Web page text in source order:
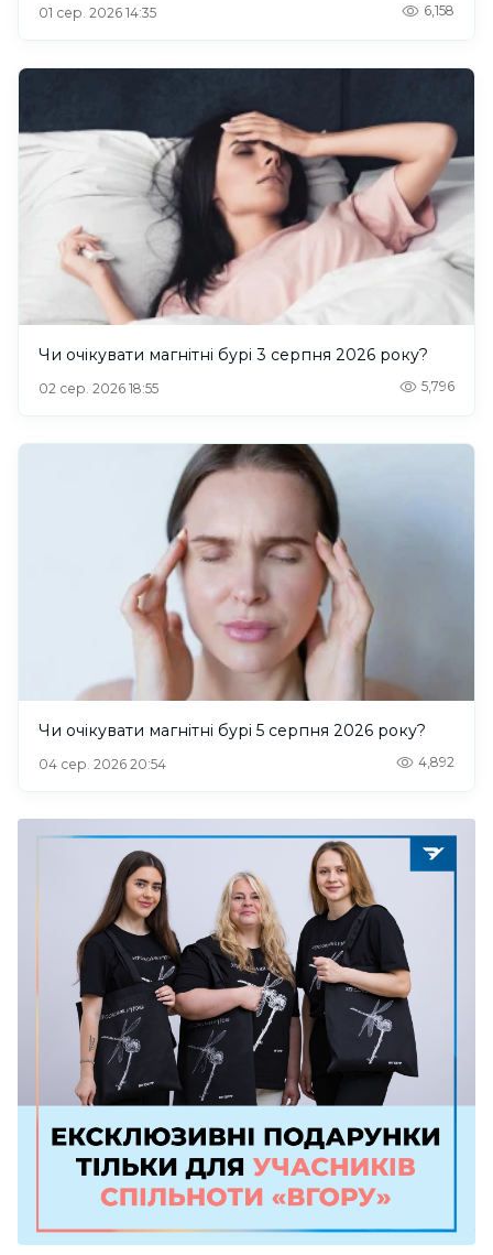
01 сер. 2026 14:35 6,158
Чи очікувати магнітні бурі 3 серпня 2026 року?
02 сер. 2026 18:55 5,796
Чи очікувати магнітні бурі 5 серпня 2026 року?
04 сер. 2026 20:54 4,892